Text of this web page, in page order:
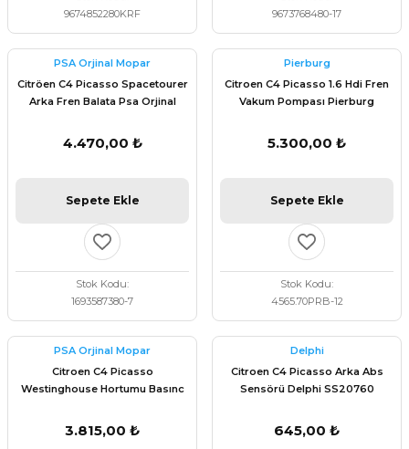
9674852280KRF
9673768480-17
PSA Orjinal Mopar
Citröen C4 Picasso Spacetourer
Arka Fren Balata Psa Orjinal
4.470,00 ₺
Sepete Ekle
Stok Kodu
1693587380-7
Pierburg
Citroen C4 Picasso 1.6 Hdi Fren
Vakum Pompası Pierburg
5.300,00 ₺
Sepete Ekle
Stok Kodu
4565.70PRB-12
PSA Orjinal Mopar
Citroen C4 Picasso
Westinghouse Hortumu Basınc
3.815,00 ₺
Delphi
Citroen C4 Picasso Arka Abs
Sensörü Delphi SS20760
645,00 ₺